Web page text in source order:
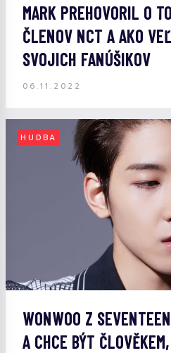
MARK PREHOVORIL O
ČLENOV NCT A AKO
SVOJICH FANÚŠIKOV
06.11.2022
HUDBA
WONWOO Z
A CHCE BÝT